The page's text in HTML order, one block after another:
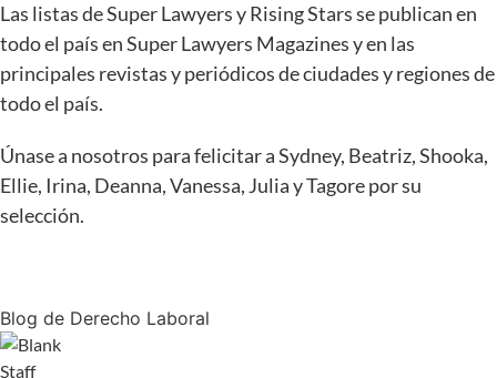
Las listas de Super Lawyers y Rising Stars se publican en
todo el país en Super Lawyers Magazines y en las
principales revistas y periódicos de ciudades y regiones de
todo el país.
Únase a nosotros para felicitar a Sydney, Beatriz, Shooka,
Ellie, Irina, Deanna, Vanessa, Julia y Tagore por su
selección.
Blog de Derecho Laboral